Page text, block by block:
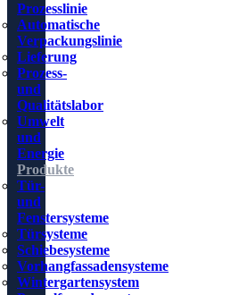
Prozesslinie
Automatische
Verpackungslinie
Lieferung
Prozess-
und
Qualitätslabor
Umwelt
und
Energie
Produkte
Tür-
und
Fenstersysteme
Türsysteme
Schiebesysteme
Vorhangfassadensysteme
Wintergartensystem